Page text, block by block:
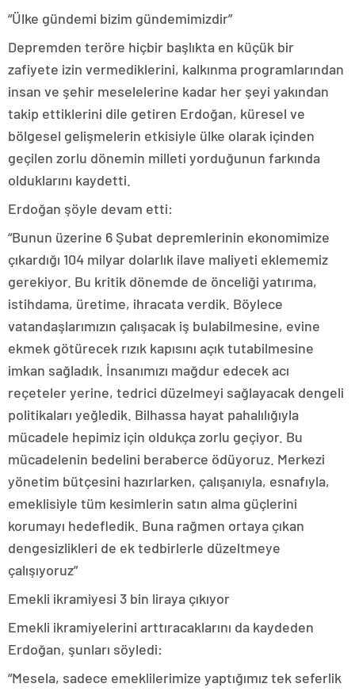
“Ülke gündemi bizim gündemimizdir”
Depremden teröre hiçbir başlıkta en küçük bir
zafiyete izin vermediklerini, kalkınma programlarından
insan ve şehir meselelerine kadar her şeyi yakından
takip ettiklerini dile getiren Erdoğan, küresel ve
bölgesel gelişmelerin etkisiyle ülke olarak içinden
geçilen zorlu dönemin milleti yorduğunun farkında
olduklarını kaydetti.
Erdoğan şöyle devam etti:
“Bunun üzerine 6 Şubat depremlerinin ekonomimize
çıkardığı 104 milyar dolarlık ilave maliyeti eklememiz
gerekiyor. Bu kritik dönemde de önceliği yatırıma,
istihdama, üretime, ihracata verdik. Böylece
vatandaşlarımızın çalışacak iş bulabilmesine, evine
ekmek götürecek rızık kapısını açık tutabilmesine
imkan sağladık. İnsanımızı mağdur edecek acı
reçeteler yerine, tedrici düzelmeyi sağlayacak dengeli
politikaları yeğledik. Bilhassa hayat pahalılığıyla
mücadele hepimiz için oldukça zorlu geçiyor. Bu
mücadelenin bedelini beraberce ödüyoruz. Merkezi
yönetim bütçesini hazırlarken, çalışanıyla, esnafıyla,
emeklisiyle tüm kesimlerin satın alma güçlerini
korumayı hedefledik. Buna rağmen ortaya çıkan
dengesizlikleri de ek tedbirlerle düzeltmeye
çalışıyoruz”
Emekli ikramiyesi 3 bin liraya çıkıyor
Emekli ikramiyelerini arttıracaklarını da kaydeden
Erdoğan, şunları söyledi:
“Mesela, sadece emeklilerimize yaptığımız tek seferlik